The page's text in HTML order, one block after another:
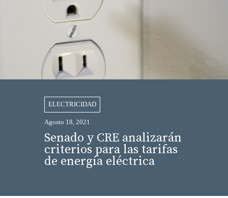
ELECTRICIDAD
Agosto 18, 2021
Senado y CRE analizarán
criterios para las tarifas
de energía eléctrica